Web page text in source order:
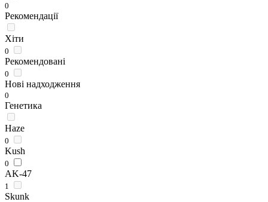
0
Рекомендації
Хіти
0
Рекомендовані
0
Нові надходження
0
Генетика
Haze
0
Kush
0
AK-47
1
Skunk